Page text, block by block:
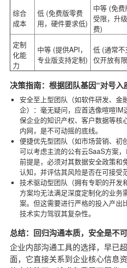
综合
成本
低 (免费版零费
用，硬件要求低)
中等 (免
受限，升
费)
定制
化能
力
中等 (提供API，
专业版支持定制)
低 (通常不
仅开放有
决策指南：根据团队基因“对号入
安全至上型团队 （如软件研发、
企）：毫无疑问，应首选像喧喧IM
保企业的知识产权、客户数据等核
内网，是不可动摇的底线。
便捷优先型团队 （如市场营销、初
可以考虑主流的公有云SaaS方案
前提是，必须对其数据安全政策和
认知，并评估其风险是否在可接受
技术驱动型团队 （拥有专职的开
方案均无法满足深度定制化的业务
案。但这需要进行严格的投入产出
技术实力驾驭其复杂性。
总结：回归沟通本质，安全是不
企业内部沟通工具的选择，早已
面，它直接关系到企业核心信息